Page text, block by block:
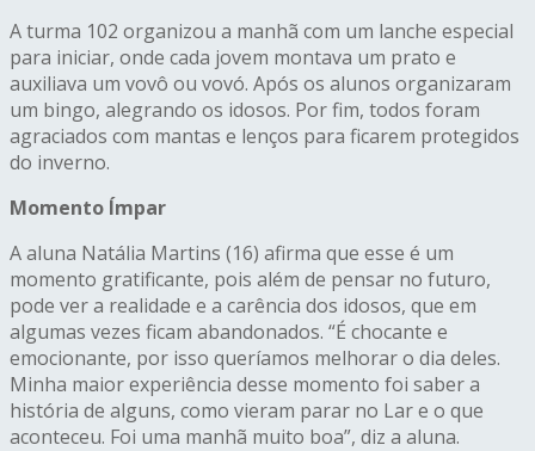
A turma 102 organizou a manhã com um lanche especial
para iniciar, onde cada jovem montava um prato e
auxiliava um vovô ou vovó. Após os alunos organizaram
um bingo, alegrando os idosos. Por fim, todos foram
agraciados com mantas e lenços para ficarem protegidos
do inverno.
Momento Ímpar
A aluna Natália Martins (16) afirma que esse é um
momento gratificante, pois além de pensar no futuro,
pode ver a realidade e a carência dos idosos, que em
algumas vezes ficam abandonados. “É chocante e
emocionante, por isso queríamos melhorar o dia deles.
Minha maior experiência desse momento foi saber a
história de alguns, como vieram parar no Lar e o que
aconteceu. Foi uma manhã muito boa”, diz a aluna.